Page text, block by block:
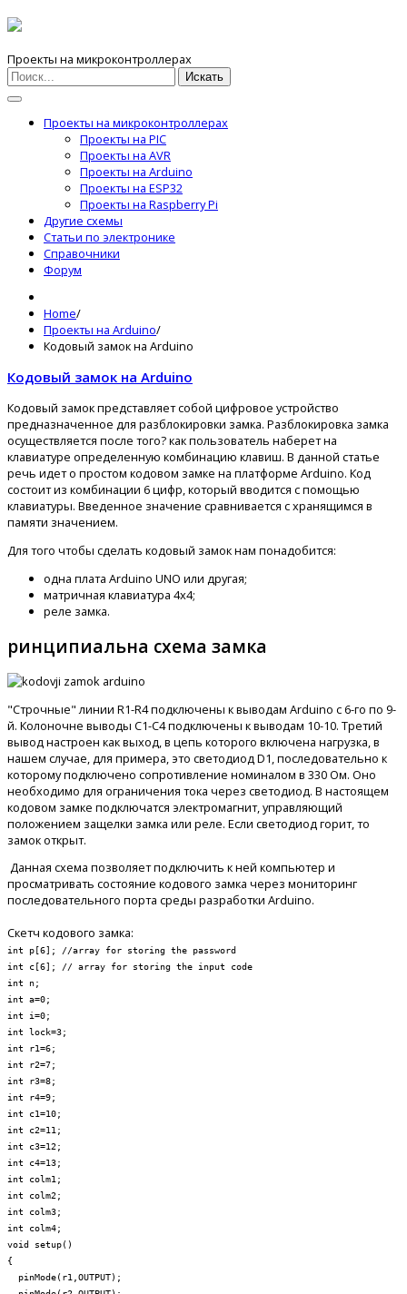
Проекты на микроконтроллерах
Искать
Проекты на микроконтроллерах
Проекты на PIC
Проекты на AVR
Проекты на Arduino
Проекты на ESP32
Проекты на Raspberry Pi
Другие схемы
Статьи по электронике
Справочники
Форум
Home/
Проекты на Arduino/
Кодовый замок на Arduino
Кодовый замок на Arduino
Кодовый замок представляет собой цифровое устройство
предназначенное для разблокировки замка. Разблокировка замка
осуществляется после того? как пользователь наберет на
клавиатуре определенную комбинацию клавиш. В данной статье
речь идет о простом кодовом замке на платформе Arduino. Код
состоит из комбинации 6 цифр, который вводится с помощью
клавиатуры. Введенное значение сравнивается с хранящимся в
памяти значением.
Для того чтобы сделать кодовый замок нам понадобится:
одна плата Arduino UNO или другая;
матричная клавиатура 4х4;
реле замка.
ринципиальна схема замка
"Строчные" линии R1-R4 подключены к выводам Arduino с 6-го по 9-
й. Колоночне выводы C1-C4 подключены к выводам 10-10. Третий
вывод настроен как выход, в цепь которого включена нагрузка, в
нашем случае, для примера, это светодиод D1, последовательно к
которому подключено сопротивление номиналом в 330 Ом. Оно
необходимо для ограничения тока через светодиод. В настоящем
кодовом замке подключатся электромагнит, управляющий
положением защелки замка или реле. Если светодиод горит, то
замок открыт.
Данная схема позволяет подключить к ней компьютер и
просматривать состояние кодового замка через мониторинг
последовательного порта среды разработки Arduino.
Скетч кодового замка:
int p[6]; //array for storing the password
int c[6]; // array for storing the input code
int n;
int a=0;
int i=0;
int lock=3;
int r1=6;
int r2=7;
int r3=8;
int r4=9;
int c1=10;
int c2=11;
int c3=12;
int c4=13;
int colm1;
int colm2;
int colm3;
int colm4;
void setup()
{
pinMode(r1,OUTPUT);